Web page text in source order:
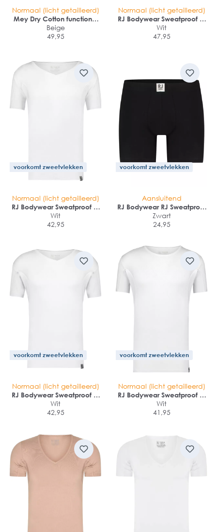
Normaal (licht getailleerd)
Mey Dry Cotton functional
T-shirt (1-pack)
Beige
49,95
Normaal (licht getailleerd)
RJ Bodywear Sweatproof T-
shirt (1-pack)
Wit
47,95
voorkomt zweetvlekken
Normaal (licht getailleerd)
RJ Bodywear Sweatproof T-
shirt (1-pack)
Wit
42,95
voorkomt zweetvlekken
Aansluitend
RJ Bodywear RJ Sweatproof
Malmo heren boxer (1-
pack)
Zwart
24,95
voorkomt zweetvlekken
Normaal (licht getailleerd)
RJ Bodywear Sweatproof T-
shirt (1-pack)
Wit
42,95
voorkomt zweetvlekken
Normaal (licht getailleerd)
RJ Bodywear Sweatproof T-
shirt (1-pack)
Wit
41,95